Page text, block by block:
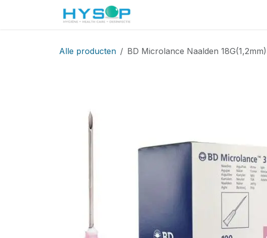
Alle producten BD Microlance Naalden